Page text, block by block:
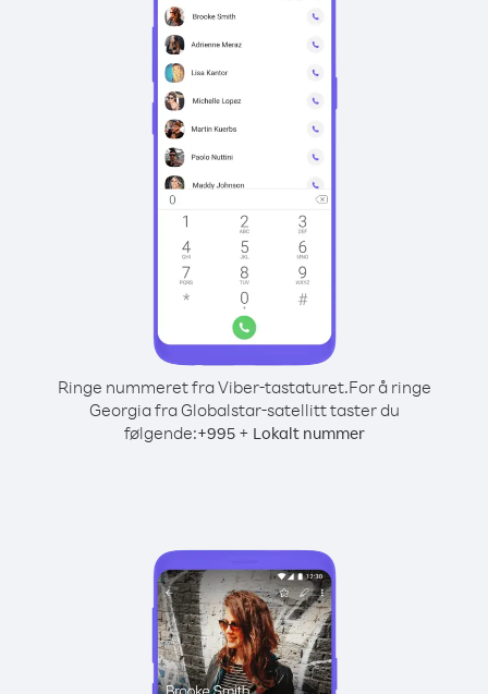
Ringe nummeret fra Viber-tastaturet.For å ringe
Georgia fra Globalstar-satellitt taster du
følgende:+995+ Lokalt nummer